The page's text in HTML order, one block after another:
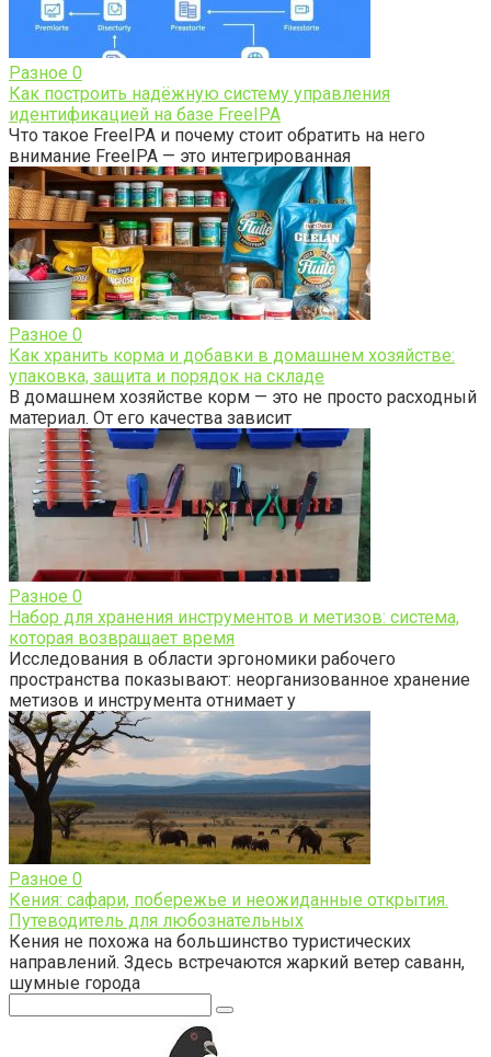
Разное 0
Как построить надёжную систему управления
идентификацией на базе FreeIPA
Что такое FreeIPA и почему стоит обратить на него
внимание FreeIPA — это интегрированная
Разное 0
Как хранить корма и добавки в домашнем хозяйстве:
упаковка, защита и порядок на складе
В домашнем хозяйстве корм — это не просто расходный
материал. От его качества зависит
Разное 0
Набор для хранения инструментов и метизов: система,
которая возвращает время
Исследования в области эргономики рабочего
пространства показывают: неорганизованное хранение
метизов и инструмента отнимает у
Разное 0
Кения: сафари, побережье и неожиданные открытия.
Путеводитель для любознательных
Кения не похожа на большинство туристических
направлений. Здесь встречаются жаркий ветер саванн,
шумные города